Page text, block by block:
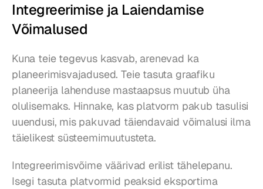
Integreerimise ja Laiendamise
Võimalused
Kuna teie tegevus kasvab, arenevad ka
planeerimisvajadused. Teie tasuta graafiku
planeerija lahenduse mastaapsus muutub üha
olulisemaks. Hinnake, kas platvorm pakub tasulisi
uuendusi, mis pakuvad täiendavaid võimalusi ilma
täielikest süsteemimuutusteta.
Integreerimisvõime väärivad erilist tähelepanu.
Isegi tasuta platvormid peaksid eksportima